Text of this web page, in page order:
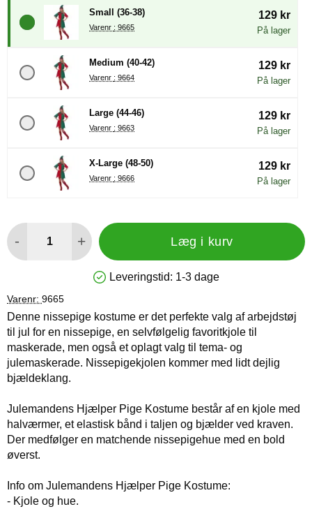
Small (36-38)
Varenr : 9665
129 kr
På lager
Medium (40-42)
Varenr : 9664
129 kr
På lager
Large (44-46)
Varenr : 9663
129 kr
På lager
X-Large (48-50)
Varenr : 9666
129 kr
På lager
- + Læg i kurv
Produkttilgængelighed: På lager
Leveringstid: 1-3 dage
Varenr: 9665
Denne nissepige kostume er det perfekte valg af arbejdstøj
til jul for en nissepige, en selvfølgelig favoritkjole til
maskerade, men også et oplagt valg til tema- og
julemaskerade. Nissepigekjolen kommer med lidt dejlig
bjældeklang.
Julemandens Hjælper Pige Kostume består af en kjole med
halværmer, et elastisk bånd i taljen og bjælder ved kraven.
Der medfølger en matchende nissepigehue med en bold
øverst.
Info om Julemandens Hjælper Pige Kostume:
- Kjole og hue.